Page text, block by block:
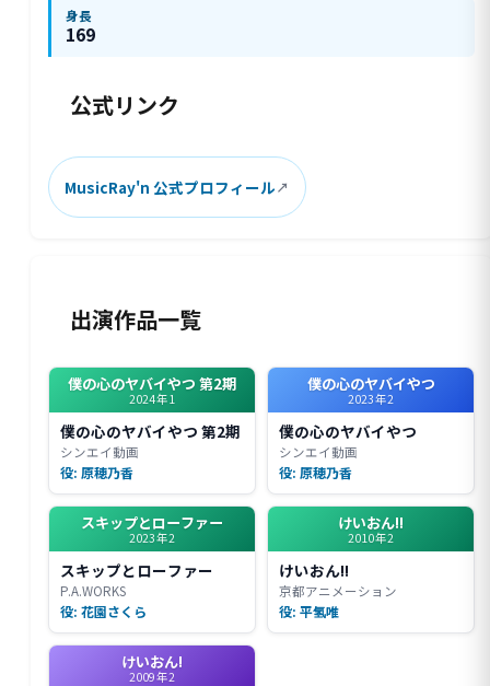
身長
169
公式リンク
MusicRay'n 公式プロフィール
出演作品一覧
僕の心のヤバイやつ 第2期
2024年1
僕の心のヤバイやつ 第2期
シンエイ動画
役: 原穂乃香
僕の心のヤバイやつ
2023年2
僕の心のヤバイやつ
シンエイ動画
役: 原穂乃香
スキップとローファー
2023年2
スキップとローファー
P.A.WORKS
役: 花園さくら
けいおん!!
2010年2
けいおん!!
京都アニメーション
役: 平氢唯
けいおん!
2009年2